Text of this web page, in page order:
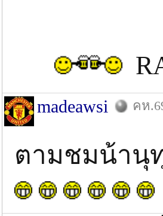
madeawsi คห
ตามชมน้านุ